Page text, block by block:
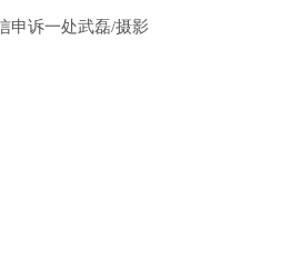
申诉一处武磊/摄影